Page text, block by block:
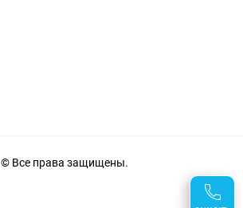
© Все права защищены.